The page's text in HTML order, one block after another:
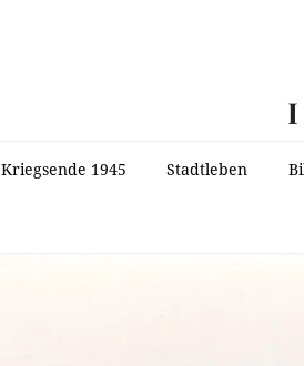
Kriegsende 1945 Stadtleben